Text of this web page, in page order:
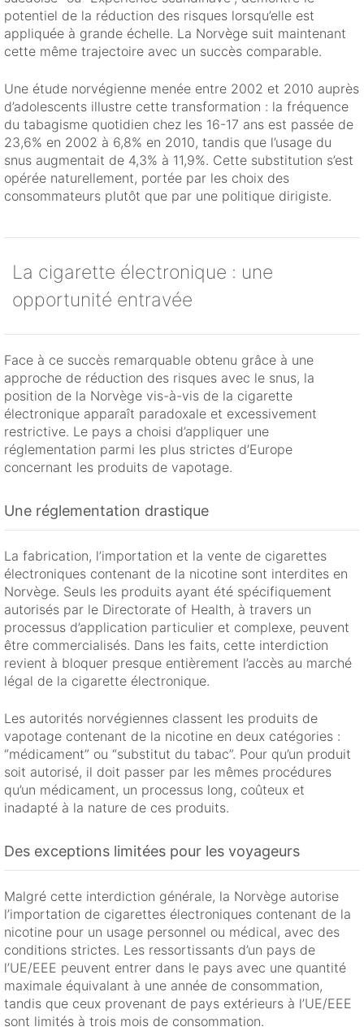
potentiel de la réduction des risques lorsqu’elle est
appliquée à grande échelle. La Norvège suit maintenant
cette même trajectoire avec un succès comparable.
Une étude norvégienne menée entre 2002 et 2010 auprès
d’adolescents illustre cette transformation : la fréquence
du tabagisme quotidien chez les 16-17 ans est passée de
23,6% en 2002 à 6,8% en 2010, tandis que l’usage du
snus augmentait de 4,3% à 11,9%. Cette substitution s’est
opérée naturellement, portée par les choix des
consommateurs plutôt que par une politique dirigiste.
La cigarette électronique : une
opportunité entravée
Face à ce succès remarquable obtenu grâce à une
approche de réduction des risques avec le snus, la
position de la Norvège vis-à-vis de la cigarette
électronique apparaît paradoxale et excessivement
restrictive. Le pays a choisi d’appliquer une
réglementation parmi les plus strictes d’Europe
concernant les produits de vapotage.
Une réglementation drastique
La fabrication, l’importation et la vente de cigarettes
électroniques contenant de la nicotine sont interdites en
Norvège. Seuls les produits ayant été spécifiquement
autorisés par le Directorate of Health, à travers un
processus d’application particulier et complexe, peuvent
être commercialisés. Dans les faits, cette interdiction
revient à bloquer presque entièrement l’accès au marché
légal de la cigarette électronique.
Les autorités norvégiennes classent les produits de
vapotage contenant de la nicotine en deux catégories :
“médicament” ou “substitut du tabac”. Pour qu’un produit
soit autorisé, il doit passer par les mêmes procédures
qu’un médicament, un processus long, coûteux et
inadapté à la nature de ces produits.
Des exceptions limitées pour les voyageurs
Malgré cette interdiction générale, la Norvège autorise
l’importation de cigarettes électroniques contenant de la
nicotine pour un usage personnel ou médical, avec des
conditions strictes. Les ressortissants d’un pays de
l’UE/EEE peuvent entrer dans le pays avec une quantité
maximale équivalant à une année de consommation,
tandis que ceux provenant de pays extérieurs à l’UE/EEE
sont limités à trois mois de consommation.